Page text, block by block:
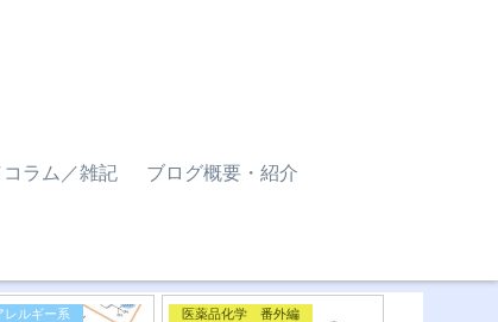
ラム／雑記 ブログ概要・紹介
レルギー系 医薬品化学 番外編